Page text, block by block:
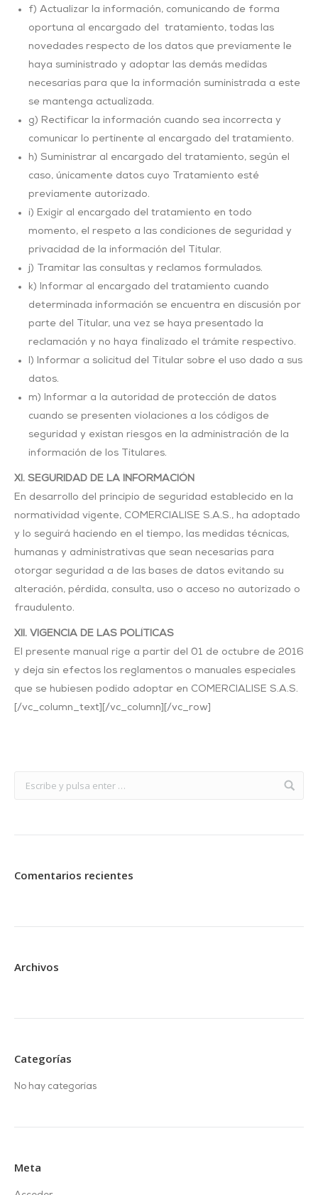
f) Actualizar la información, comunicando de forma
oportuna al encargado del tratamiento, todas las
novedades respecto de los datos que previamente le
haya suministrado y adoptar las demás medidas
necesarias para que la información suministrada a este
se mantenga actualizada.
g) Rectificar la información cuando sea incorrecta y
comunicar lo pertinente al encargado del tratamiento.
h) Suministrar al encargado del tratamiento, según el
caso, únicamente datos cuyo Tratamiento esté
previamente autorizado.
i) Exigir al encargado del tratamiento en todo
momento, el respeto a las condiciones de seguridad y
privacidad de la información del Titular.
j) Tramitar las consultas y reclamos formulados.
k) Informar al encargado del tratamiento cuando
determinada información se encuentra en discusión por
parte del Titular, una vez se haya presentado la
reclamación y no haya finalizado el trámite respectivo.
l) Informar a solicitud del Titular sobre el uso dado a sus
datos.
m) Informar a la autoridad de protección de datos
cuando se presenten violaciones a los códigos de
seguridad y existan riesgos en la administración de la
información de los Titulares.
XI. SEGURIDAD DE LA INFORMACIÓN
En desarrollo del principio de seguridad establecido en la
normatividad vigente, COMERCIALISE S.A.S., ha adoptado
y lo seguirá haciendo en el tiempo, las medidas técnicas,
humanas y administrativas que sean necesarias para
otorgar seguridad a de las bases de datos evitando su
alteración, pérdida, consulta, uso o acceso no autorizado o
fraudulento.
XII. VIGENCIA DE LAS POLÍTICAS
El presente manual rige a partir del 01 de octubre de 2016
y deja sin efectos los reglamentos o manuales especiales
que se hubiesen podido adoptar en COMERCIALISE S.A.S.
[/vc_column_text][/vc_column][/vc_row]
Comentarios recientes
Archivos
Categorías
No hay categorías
Meta